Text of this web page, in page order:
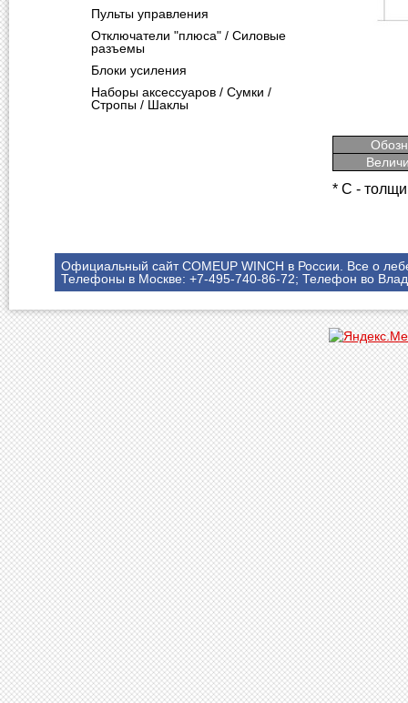
Пульты управления
Отключатели "плюса" / Силовые
разъемы
Блоки усиления
Наборы аксессуаров / Сумки /
Стропы / Шаклы
* С -
Официальный сайт COMEUP WINCH в России. Все о
Телефоны в Москве: +7-495-740-86-72; Телефон во